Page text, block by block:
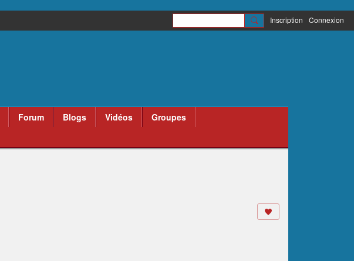
Inscription Connexion
Forum Blogs Vidéos
Groupes